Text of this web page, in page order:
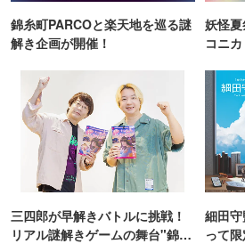
錦糸町PARCOと楽天地を巡る謎
解き企画が開催！
妖怪夏
コニ
三四郎が早解きバトルに挑戦！
リアル謎解きゲームの舞台"錦糸
細田
って